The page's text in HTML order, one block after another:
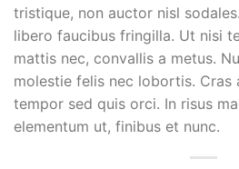
tristique, non auctor nisl
libero faucibus fringilla. Ut nisi
mattis nec, convallis a metus.
molestie felis nec lobortis. Cras
tempor sed quis orci. In risus
elementum ut, finibus et nunc.